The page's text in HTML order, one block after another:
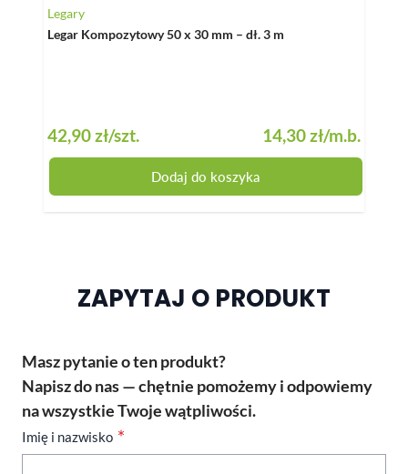
Legary
Legar Kompozytowy 50 x 30 mm – dł. 3 m
42,90 zł/szt. 14,30 zł/m.b.
Dodaj do koszyka
ZAPYTAJ O PRODUKT
Masz pytanie o ten produkt?
Napisz do nas — chętnie pomożemy i odpowiemy
na wszystkie Twoje wątpliwości.
Imię i nazwisko